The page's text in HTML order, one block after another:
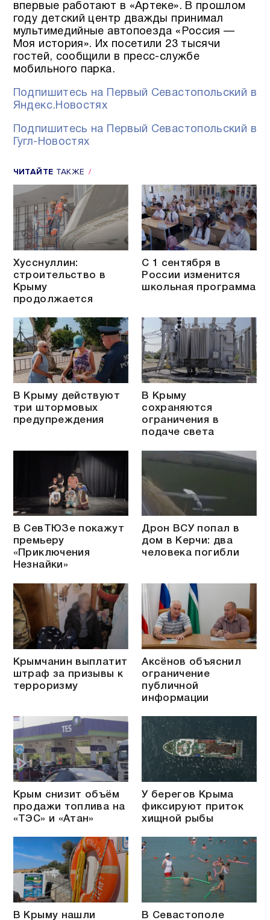
впервые работают в «Артеке». В прошлом
году детский центр дважды принимал
мультимедийные автопоезда «Россия —
Моя история». Их посетили 23 тысячи
гостей, сообщили в пресс-службе
мобильного парка.
Подпишитесь на Первый Севастопольский в
Яндекс.Новостях
Подпишитесь на Первый Севастопольский в
Гугл-Новостях
ЧИТАЙТЕ ТАКЖЕ
Хусснуллин:
строительство в
Крыму
продолжается
С 1 сентября в
России изменится
школьная программа
В Крыму действуют
три штормовых
предупреждения
В Крыму
сохраняются
ограничения в
подаче света
В СевТЮЗе покажут
премьеру
«Приключения
Незнайки»
Дрон ВСУ попал в
дом в Керчи: два
человека погибли
Крымчанин выплатит
штраф за призывы к
терроризму
Аксёнов объяснил
ограничение
публичной
информации
Крым снизит объём
продажи топлива на
«ТЭС» и «Атан»
У берегов Крыма
фиксируют приток
хищной рыбы
В Крыму нашли В Севастополе